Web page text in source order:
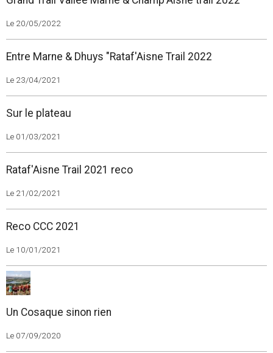
Le 20/05/2022
Entre Marne & Dhuys "Rataf'Aisne Trail 2022
Le 23/04/2021
Sur le plateau
Le 01/03/2021
Rataf'Aisne Trail 2021 reco
Le 21/02/2021
Reco CCC 2021
Le 10/01/2021
Un Cosaque sinon rien
Le 07/09/2020